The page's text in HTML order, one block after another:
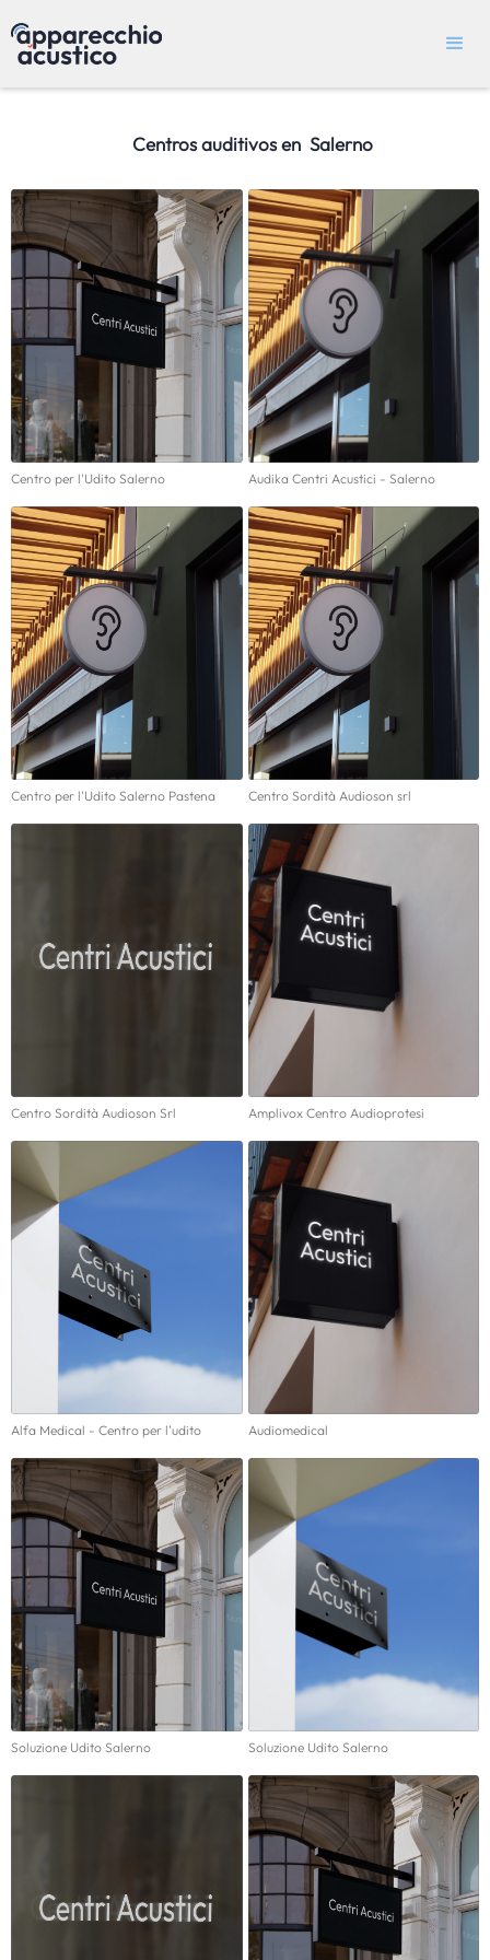
Centros auditivos en Salerno
Centro per l'Udito Salerno Audika Centri Acustici - Salerno
Centro per l'Udito Salerno Pastena Centro Sordità Audioson srl
Centro Sordità Audioson Srl Amplivox Centro Audioprotesi
Alfa Medical - Centro per l'udito Audiomedical
Soluzione Udito Salerno Soluzione Udito Salerno